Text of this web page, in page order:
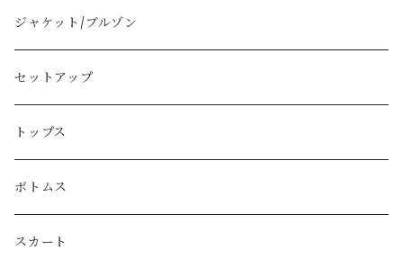
BURBERRY
PRADA
GUCCI
LOEWE
Christian Dior
ジャケット/ブルゾン
セットアップ
トップス
ボトムス
スカート